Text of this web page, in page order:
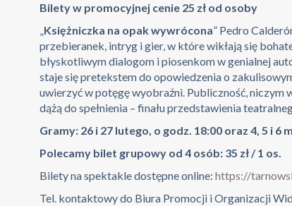
Bilety w promocyjnej cenie 25 zł od osoby
„Księżniczka na opak wywrócona” Pedro
przebieranek, intryg i gier, w które wikłają się
błyskotliwym dialogom i piosenkom w genialnej
staje się pretekstem do opowiedzenia o
uwierzyć w potęgę wyobraźni. Publiczność, niczym
dążą do spełnienia – finału przedstawienia
Gramy: 26 i 27 lutego, o godz. 18:00 oraz 4, 5 i 6
Polecamy bilet grupowy od 4 osób: 35 zł / 1 os.
Bilety na spektakle dostępne online: https://
Tel. kontaktowy do Biura Promocji i Organizacji